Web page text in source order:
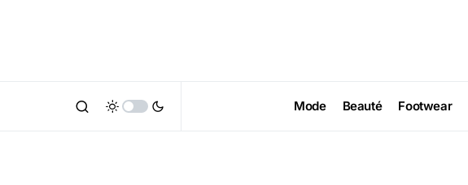
Mode Beauté Footwear